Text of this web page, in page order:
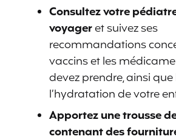
Consultez votre
voyageret suivez ses
recommandations
vaccins et les
devez prendre, ainsi
l’hydratation de votre
Apportez une trousse
contenant des